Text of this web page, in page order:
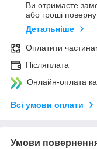
Ви отримаєте
або гроші
Детальніше
Оплатити
Післяплата
Онлайн-оплата
Всі умови оплати
Умови